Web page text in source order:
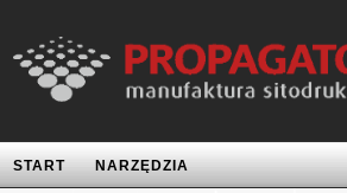
START NARZĘDZIA